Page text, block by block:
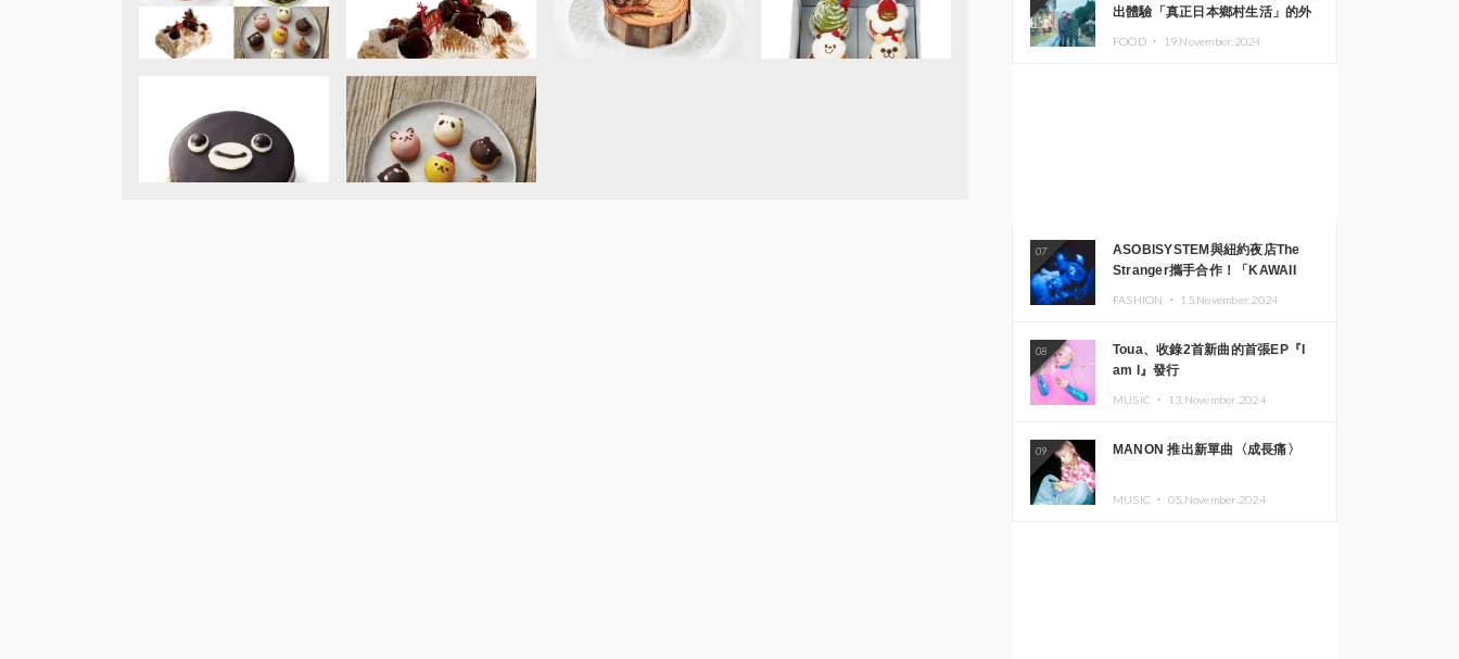
出體驗「真正日本鄉村生活」的外
FOOD ・ 19.November.2024
07
ASOBISYSTEM與紐約夜店The
Stranger攜手合作！「KAWAII
FASHION ・ 15.November.2024
08
Toua、收錄2首新曲的首張EP『I
am I』發行
MUSIC ・ 13.November.2024
09 MANON 推出新單曲〈成長痛〉
MUSIC ・ 05.November.2024